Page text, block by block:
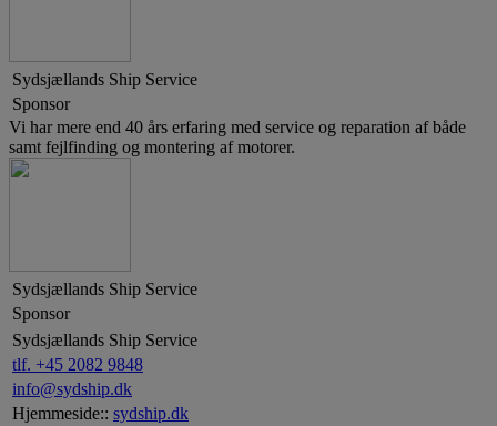
Sydsjællands Ship Service
Sponsor
Vi har mere end 40 års erfaring med service og reparation af både
samt fejlfinding og montering af motorer.
Sydsjællands Ship Service
Sponsor
Sydsjællands Ship Service
tlf. +45 2082 9848
info@sydship.dk
Hjemmeside:: sydship.dk